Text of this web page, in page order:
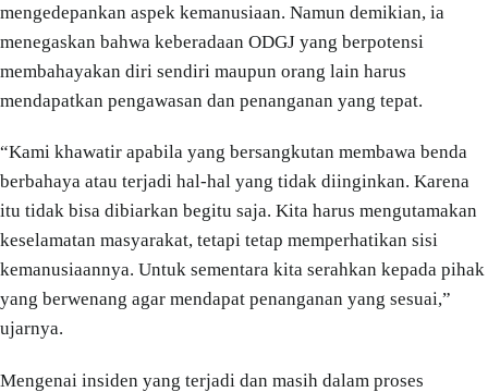
mengedepankan aspek kemanusiaan. Namun demikian, ia
menegaskan bahwa keberadaan ODGJ yang berpotensi
membahayakan diri sendiri maupun orang lain harus
mendapatkan pengawasan dan penanganan yang tepat.
“Kami khawatir apabila yang bersangkutan membawa benda
berbahaya atau terjadi hal-hal yang tidak diinginkan. Karena
itu tidak bisa dibiarkan begitu saja. Kita harus mengutamakan
keselamatan masyarakat, tetapi tetap memperhatikan sisi
kemanusiaannya. Untuk sementara kita serahkan kepada pihak
yang berwenang agar mendapat penanganan yang sesuai,”
ujarnya.
Mengenai insiden yang terjadi dan masih dalam proses